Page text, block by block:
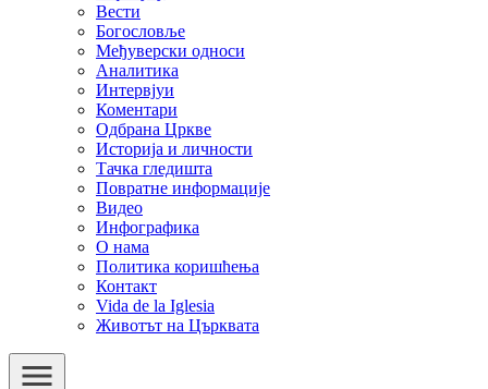
Вести
Богословље
Међуверски односи
Аналитика
Интервјуи
Коментари
Одбрана Цркве
Историја и личности
Тачка гледишта
Повратне информације
Видео
Инфографика
О нама
Политика коришћења
Контакт
Vida de la Iglesia
Животът на Църквата